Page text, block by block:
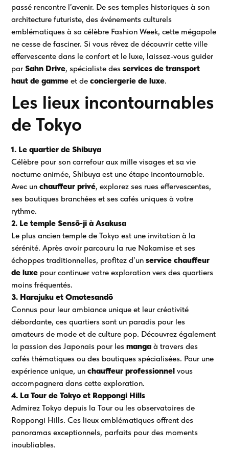
passé rencontre l’avenir. De ses temples historiques à son
architecture futuriste, des événements culturels
emblématiques à sa célèbre Fashion Week, cette mégapole
ne cesse de fasciner. Si vous rêvez de découvrir cette ville
effervescente dans le confort et le luxe, laissez-vous guider
parSahn Drive, spécialiste desservices de transport
haut de gamme et deconciergerie de luxe.
Les lieux incontournables
de Tokyo
1. Le quartier de Shibuya
Célèbre pour son carrefour aux mille visages et sa vie
nocturne animée, Shibuya est une étape incontournable.
Avec unchauffeur privé, explorez ses rues effervescentes,
ses boutiques branchées et ses cafés uniques à votre
rythme.
2. Le temple Sensō-ji à Asakusa
Le plus ancien temple de Tokyo est une invitation à la
sérénité. Après avoir parcouru la rue Nakamise et ses
échoppes traditionnelles, profitez d’unservice chauffeur
de luxe pour continuer votre exploration vers des quartiers
moins fréquentés.
3. Harajuku et Omotesandō
Connus pour leur ambiance unique et leur créativité
débordante, ces quartiers sont un paradis pour les
amateurs de mode et de culture pop. Découvrez également
la passion des Japonais pour lesmanga à travers des
cafés thématiques ou des boutiques spécialisées. Pour une
expérience unique, unchauffeur professionnel vous
accompagnera dans cette exploration.
4. La Tour de Tokyo et Roppongi Hills
Admirez Tokyo depuis la Tour ou les observatoires de
Roppongi Hills. Ces lieux emblématiques offrent des
panoramas exceptionnels, parfaits pour des moments
inoubliables.